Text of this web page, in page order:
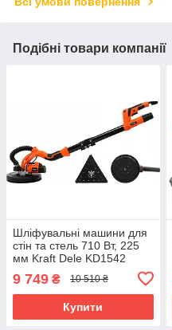
Подібні товари компанії
Шліфувальні машини для
стін та стель 710 Вт, 225
мм Kraft Dele KD1542
машина
9 749 ₴ 10 510 ₴
Купити